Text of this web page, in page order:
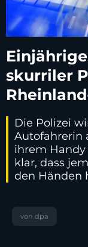
skurriler
Die Polizei
Autofahrerin
ihrem
klar, dass
den Händen
von dpa